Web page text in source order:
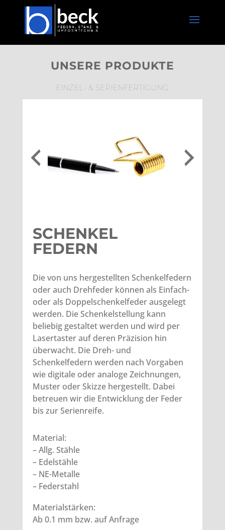
UNSERE PRODUKTE
EINZEL- & SERIENFERTIGUNG
SCHENKEL
FEDERN
Die von uns hergestellten Schenkelfedern
oder auch Drehfeder können als Einfach-
oder als Doppelschenkelfeder ausgelegt
werden. Die Schenkelstellung kann
beliebig gestaltet werden und wird per
Lasertaster auf deren Präzision hin
überwacht. Die Dreh- und
Schenkelfedern werden nach Vorgaben
wie digitale oder analoge Zeichnungen,
Muster oder Skizze hergestellt. Dabei
betreuen wir die Entwicklung der Feder
bis zur Serienreife.
Material:
– Allg. Stähle
– Edelstähle
– NE-Metalle
– Federstahl
Materialstärken:
Ab 0.1 mm bzw. auf Anfrage